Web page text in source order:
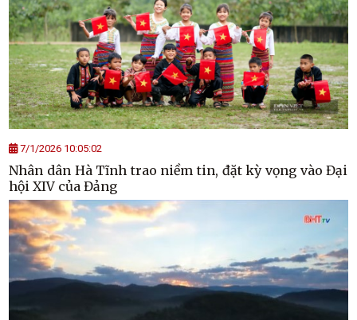
7/1/2026 10:05:02
Nhân dân Hà Tĩnh trao niềm tin, đặt kỳ vọng vào Đại
hội XIV của Đảng